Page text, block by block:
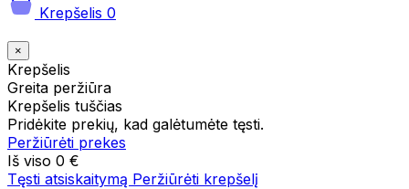
Krepšelis 0
×
Krepšelis
Greita peržiūra
Krepšelis tuščias
Pridėkite prekių, kad galėtumėte tęsti.
Peržiūrėti prekes
Iš viso 0 €
Tęsti atsiskaitymą Peržiūrėti krepšelį